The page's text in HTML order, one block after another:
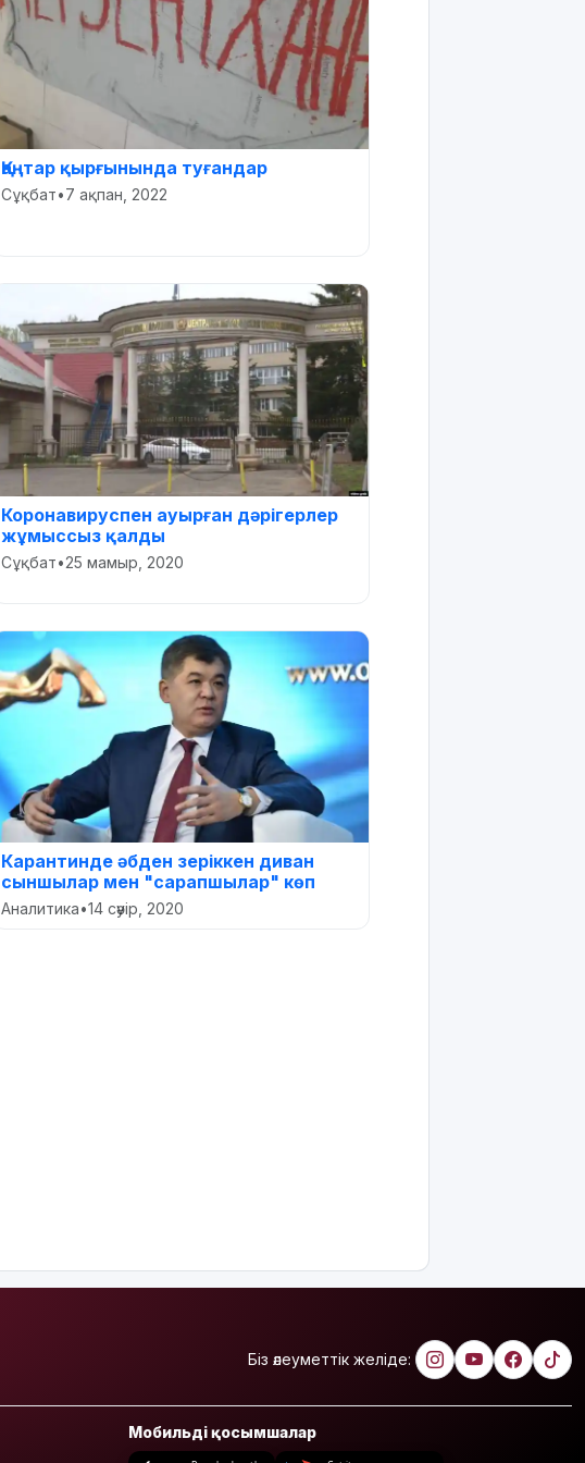
Қаңтар қырғынында туғандар
Сұқбат•7 ақпан, 2022
Коронавируспен ауырған дәрігерлер
жұмыссыз қалды
Сұқбат•25 мамыр, 2020
Карантинде әбден зеріккен диван
сыншылар мен "сарапшылар" көп
Аналитика•14 сәуір, 2020
Біз әлеуметтік желіде:
Мобильді қосымшалар